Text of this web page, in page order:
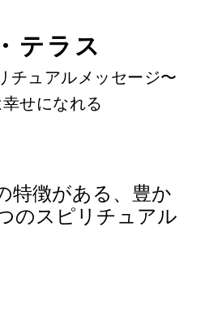
テラス
チュアルメッセージ〜
せになれる
特徴がある、豊か
のスピリチュアル